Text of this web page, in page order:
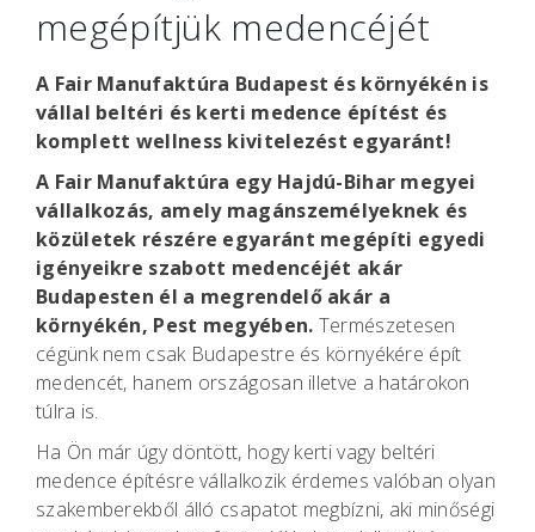
megépítjük medencéjét
A Fair Manufaktúra Budapest és környékén is
vállal beltéri és kerti medence építést és
komplett wellness kivitelezést egyaránt!
A Fair Manufaktúra egy Hajdú-Bihar megyei
vállalkozás, amely magánszemélyeknek és
közületek részére egyaránt megépíti egyedi
igényeikre szabott medencéjét akár
Budapesten él a megrendelő akár a
környékén, Pest megyében. Természetesen
cégünk nem csak Budapestre és környékére épít
medencét, hanem országosan illetve a határokon
túlra is.
Ha Ön már úgy döntött, hogy kerti vagy beltéri
medence építésre vállalkozik érdemes valóban olyan
szakemberekből álló csapatot megbízni, aki minőségi